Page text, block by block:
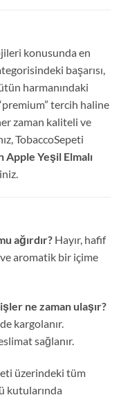
konusunda en
başarısı,
harmanındaki
tercih haline
zaman kaliteli ve
TobaccoSepeti
Apple Yeşil Elmalı
ağırdır?Hayır, hafif
aromatik bir içime
ne zaman ulaşır?
kargolanır.
sağlanır.
üzerindeki tüm
kutularında